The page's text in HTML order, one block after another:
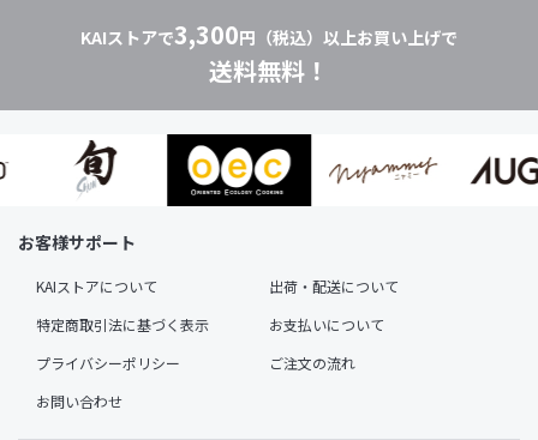
KAIストアで3,300円（税込）以上お買い上げで
送料無料！
お客様サポート
KAIストアについて
出荷・配送について
特定商取引法に基づく表示
お支払いについて
プライバシーポリシー
ご注文の流れ
お問い合わせ